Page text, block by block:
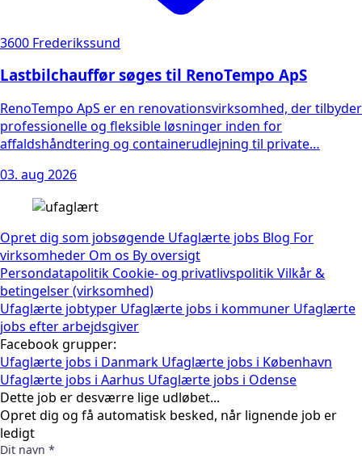
3600 Frederikssund
Lastbilchauffør søges til RenoTempo ApS
RenoTempo ApS er en renovationsvirksomhed, der tilbyder
professionelle og fleksible løsninger inden for
affaldshåndtering og containerudlejning til private…
03. aug 2026
Opret dig som jobsøgende Ufaglærte jobs Blog For
virksomheder Om os By oversigt
Persondatapolitik Cookie- og privatlivspolitikVilkår &
betingelser (virksomhed)
Ufaglærte jobtyper Ufaglærte jobs i kommuner Ufaglærte
jobs efter arbejdsgiver
Facebook grupper:
Ufaglærte jobs i Danmark Ufaglærte jobs i København
Ufaglærte jobs i Aarhus Ufaglærte jobs i Odense
Dette job er desværre lige udløbet...
Opret dig og få automatisk besked, når lignende job er
ledigt
Dit navn *